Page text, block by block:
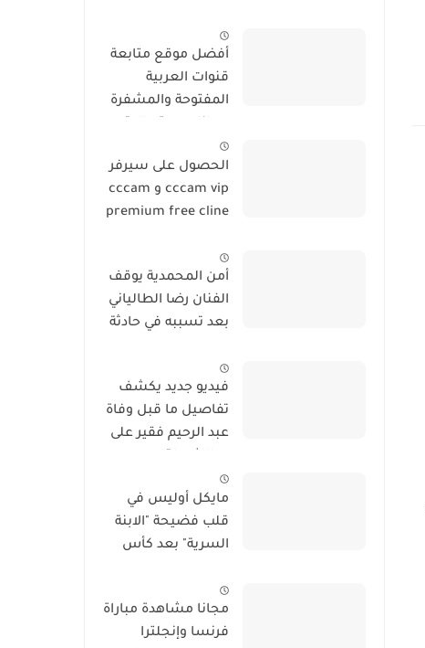
(صور)
أفضل موقع متابعة
قنوات العربية
المفتوحة والمشفرة
بدون تقطيع
الحصول على سيرفر
cccam vip و cccam
premium free cline
أمن المحمدية يوقف
الفنان رضا الطالياني
بعد تسببه في حادثة
سكر
فيديو جديد يكشف
تفاصيل ما قبل وفاة
عبد الرحيم فقير على
الإيطالية.. والملف
يتجه نحو الحفظ
مايكل أوليس في
قلب فضيحة "الابنة
السرية" بعد كأس
مجانا مشاهدة مباراة
فرنسا وإنجلترا